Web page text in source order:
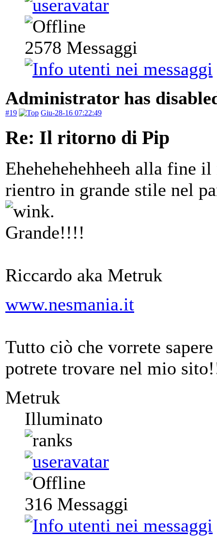
2578 Messaggi
Administrator has
#19 Giu-28-16 07:22:49
Re: Il ritorno di Pip
Ehehehehehheeh alla fine
rientro in grande stile nel
.
Grande!!!!
Riccardo aka Metruk
www.nesmania.it
Tutto ciò che vorrete
potrete trovare nel mio
Metruk
Illuminato
316 Messaggi